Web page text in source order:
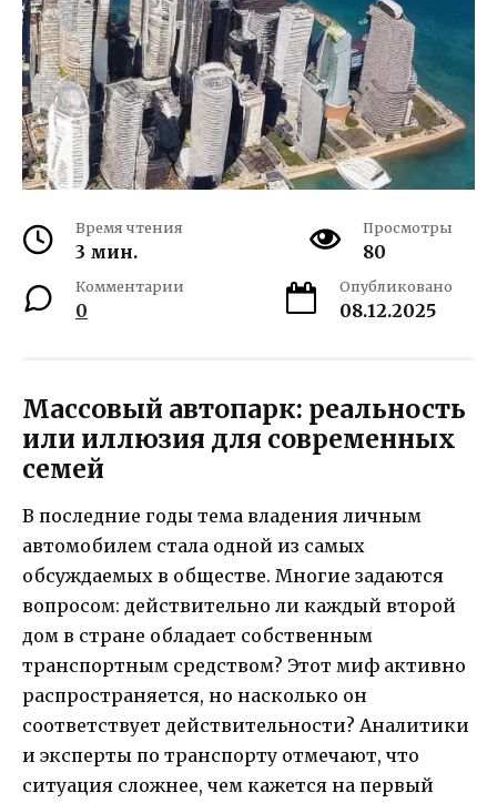
Время чтения
3 мин.
Просмотры
80
Комментарии
0
Опубликовано
08.12.2025
Массовый автопарк: реальность
или иллюзия для современных
семей
В последние годы тема владения личным
автомобилем стала одной из самых
обсуждаемых в обществе. Многие задаются
вопросом: действительно ли каждый второй
дом в стране обладает собственным
транспортным средством? Этот миф активно
распространяется, но насколько он
соответствует действительности? Аналитики
и эксперты по транспорту отмечают, что
ситуация сложнее, чем кажется на первый